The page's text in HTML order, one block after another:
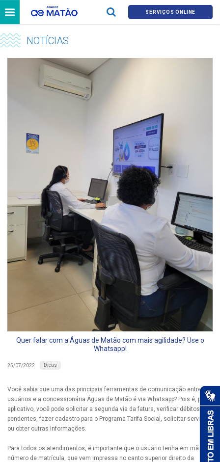
SERVIÇOS ONLINE
NOTÍCIAS
Quer falar com a Águas de Matão com mais agilidade? Use o
Whatsapp!
25/07/2022 Dicas
Você sabia que uma das principais ferramentas de comunicação entre
usuários e a concessionária Águas de Matão é via Whatsapp? Pois é, pelo
aplicativo, você pode solicitar a segunda via da fatura, verificar débitos
pendentes, fazer cadastro para o Programa Tarifa Social, solicitar serviços
ou obter outras informações.
Para todos os atendimentos, é importante que o usuário tenha em mãos o
número de matrícula, que vem impressa no canto superior direito da